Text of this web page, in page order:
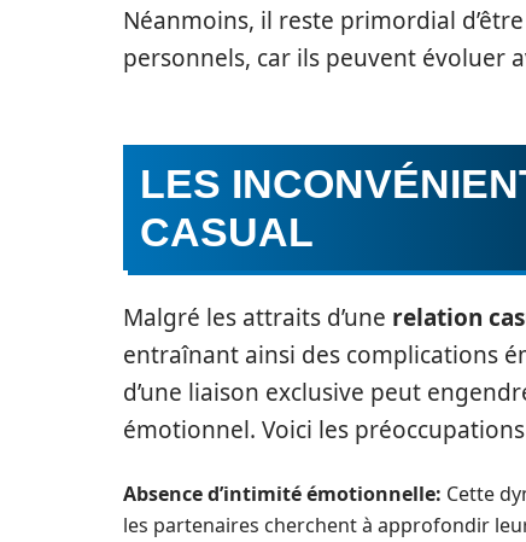
Néanmoins, il reste primordial
personnels, car ils peuvent évoluer
LES
CASUAL
Malgré les attraits d’une relation
entraînant ainsi des complications
d’une liaison exclusive peut
émotionnel. Voici les
Absence d’intimité émotionnelle: Cette
les partenaires cherchent à approfondir